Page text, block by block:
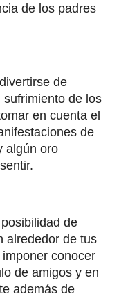
de los padres
de
de los
en cuenta el
de
algún oro
de
alrededor de tus
conocer
de amigos y en
además de